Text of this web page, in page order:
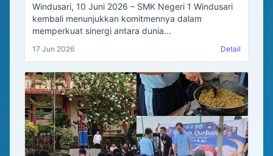
Windusari, 10 Juni 2026 – SMK Negeri 1 Windusari
kembali menunjukkan komitmennya dalam
memperkuat sinergi antara dunia...
17 Jun 2026 Detail